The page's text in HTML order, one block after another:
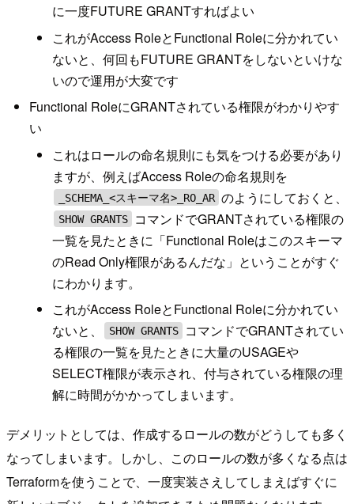
に一度FUTURE GRANTすればよい
これがAccess RoleとFunctional Roleに分かれてい
ないと、何回もFUTURE GRANTをしないといけな
いので運用が大変です
Functional RoleにGRANTされている権限がわかりやす
い
これはロールの命名規則にも気をつける必要があり
ますが、例えばAccess Roleの命名規則を
_SCHEMA_<スキーマ名>_RO_AR のようにしておくと、
SHOW GRANTS
コマンドでGRANTされている権限の
一覧を見たときに「Functional Roleはこのスキーマ
のRead Only権限があるんだな」ということがすぐ
にわかります。
これがAccess RoleとFunctional Roleに分かれてい
ないと、
SHOW GRANTS
コマンドでGRANTされてい
る権限の一覧を見たときに大量のUSAGEや
SELECT権限が表示され、付与されている権限の理
解に時間がかかってしまいます。
デメリットとしては、作成するロールの数がどうしても多く
なってしまいます。しかし、このロールの数が多くなる点は
Terraformを使うことで、一度実装さえしてしまえばすぐに